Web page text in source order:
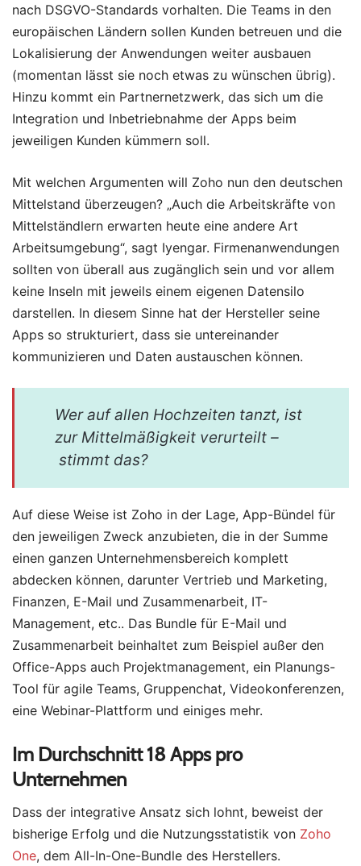
nach DSGVO-Standards vorhalten. Die Teams in den
europäischen Ländern sollen Kunden betreuen und die
Lokalisierung der Anwendungen weiter ausbauen
(momentan lässt sie noch etwas zu wünschen übrig).
Hinzu kommt ein Partnernetzwerk, das sich um die
Integration und Inbetriebnahme der Apps beim
jeweiligen Kunden kümmern soll.
Mit welchen Argumenten will Zoho nun den deutschen
Mittelstand überzeugen? „Auch die Arbeitskräfte von
Mittelständlern erwarten heute eine andere Art
Arbeitsumgebung“, sagt Iyengar. Firmenanwendungen
sollten von überall aus zugänglich sein und vor allem
keine Inseln mit jeweils einem eigenen Datensilo
darstellen. In diesem Sinne hat der Hersteller seine
Apps so strukturiert, dass sie untereinander
kommunizieren und Daten austauschen können.
Wer auf allen Hochzeiten tanzt, ist
zur Mittelmäßigkeit verurteilt –
stimmt das?
Auf diese Weise ist Zoho in der Lage, App-Bündel für
den jeweiligen Zweck anzubieten, die in der Summe
einen ganzen Unternehmensbereich komplett
abdecken können, darunter Vertrieb und Marketing,
Finanzen, E-Mail und Zusammenarbeit, IT-
Management, etc.. Das Bundle für E-Mail und
Zusammenarbeit beinhaltet zum Beispiel außer den
Office-Apps auch Projektmanagement, ein Planungs-
Tool für agile Teams, Gruppenchat, Videokonferenzen,
eine Webinar-Plattform und einiges mehr.
Im Durchschnitt 18 Apps pro
Unternehmen
Dass der integrative Ansatz sich lohnt, beweist der
bisherige Erfolg und die Nutzungsstatistik von Zoho
One, dem All-In-One-Bundle des Herstellers.